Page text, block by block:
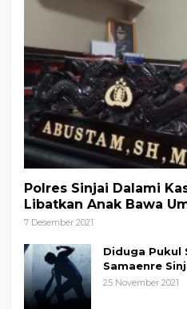
Polres Sinjai Dalami
Libatkan Anak Bawa
7 Desember 2021
Diduga Pukul
Samaenre
25 November 2021